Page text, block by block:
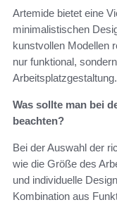
Artemide bietet eine
minimalistischen
kunstvollen Modellen
nur funktional,
Arbeitsplatzgestaltung.
Was sollte man bei
beachten?
Bei der Auswahl der
wie die Größe des
und individuelle
Kombination aus